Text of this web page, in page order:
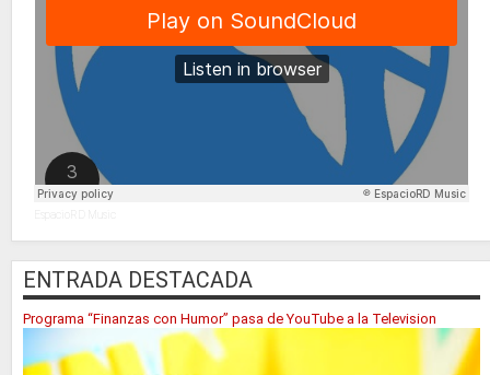
ENTRADA DESTACADA
Programa “Finanzas con Humor” pasa de YouTube a la Television